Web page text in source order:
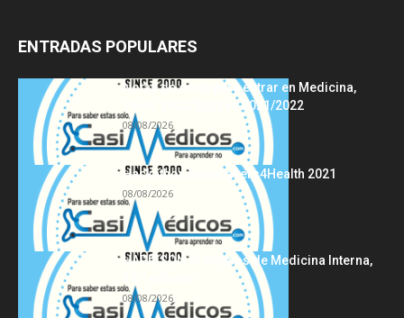
ENTRADAS POPULARES
Notas de corte para entrar en Medicina,
curso 2022/2023 vs 2021/2022
08/08/2026
Hackathon Innomakers4Health 2021
08/08/2026
HARRISON Principios de Medicina Interna,
08/08/2026